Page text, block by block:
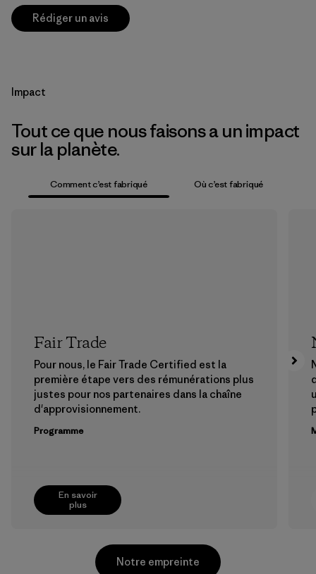
Rédiger un avis
Impact
Tout ce que nous faisons a un impact
sur la planète.
Comment c’est fabriqué Où c’est fabriqué
En savoir
plus
Fair Trade
Pour nous, le Fair Trade Certified est la
première étape vers des rémunérations plus
justes pour nos partenaires dans la chaîne
d'approvisionnement.
Programme
Notre empreinte